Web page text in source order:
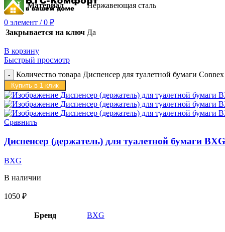
0 элемент / 0 ₽
Материал Нержавеющая сталь
Закрывается на ключ Да
В корзину
Быстрый просмотр
Количество товара Диспенсер для туалетной бумаги
Купить в 1 клик
Сравнить
Диспенсер (держатель) для туалетной бумаги
BXG
В наличии
1050 ₽
Бренд BXG